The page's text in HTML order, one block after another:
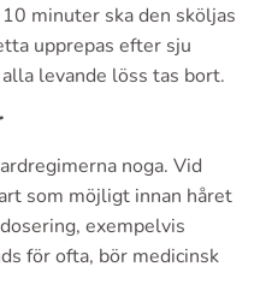
minuter ska den sköljas
upprepas efter sju
levande löss tas bort.
noga. Vid
som möjligt innan håret
exempelvis
för ofta, bör medicinsk